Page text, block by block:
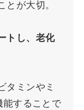
が大切。
トし、老化
タミンやミ
能することで